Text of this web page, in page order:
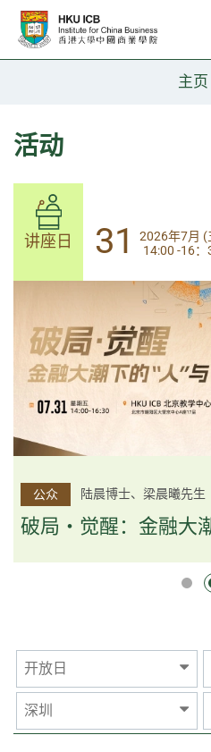
跳往主要内容
主页
活动
讲座日 31
2026年7月 (
14:00-
公众 杨文斌先生、邱良弼先生
逻辑×算法：重塑资
逻辑×算法：重塑资产配置内核
讲座日 31
2026年7月 (
14:00 -16：
公众 陆晨博士、梁晨曦先生
破局・觉醒：金融大
开放日
深圳